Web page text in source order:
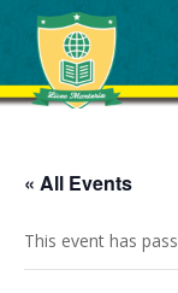
« All Events
This event has